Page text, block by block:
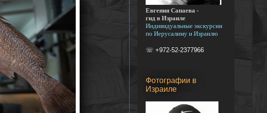
Евгения Сапаева -
гид в Израиле
Индивидуальные экскурсии
по Иерусалиму и Израилю
☏ +972-52-2377966
Фотографии в
Израиле